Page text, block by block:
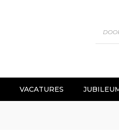
VACATURES